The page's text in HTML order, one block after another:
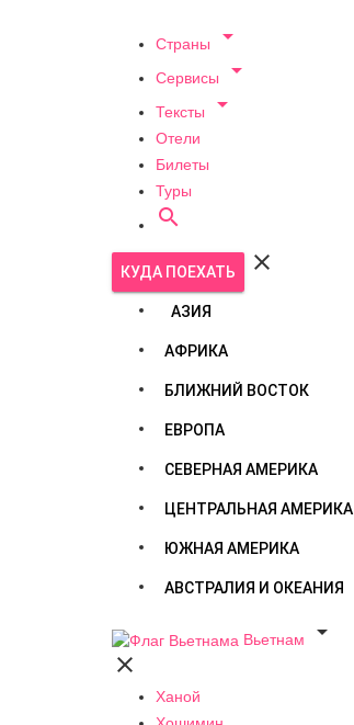
Страны 
Сервисы 
Тексты 
Отели
Билеты
Туры

КУДА ПОЕХАТЬ 
АЗИЯ
АФРИКА
БЛИЖНИЙ ВОСТОК
ЕВРОПА
СЕВЕРНАЯ АМЕРИКА
ЦЕНТРАЛЬНАЯ АМЕРИКА
ЮЖНАЯ АМЕРИКА
АВСТРАЛИЯ И ОКЕАНИЯ
Вьетнам


Ханой